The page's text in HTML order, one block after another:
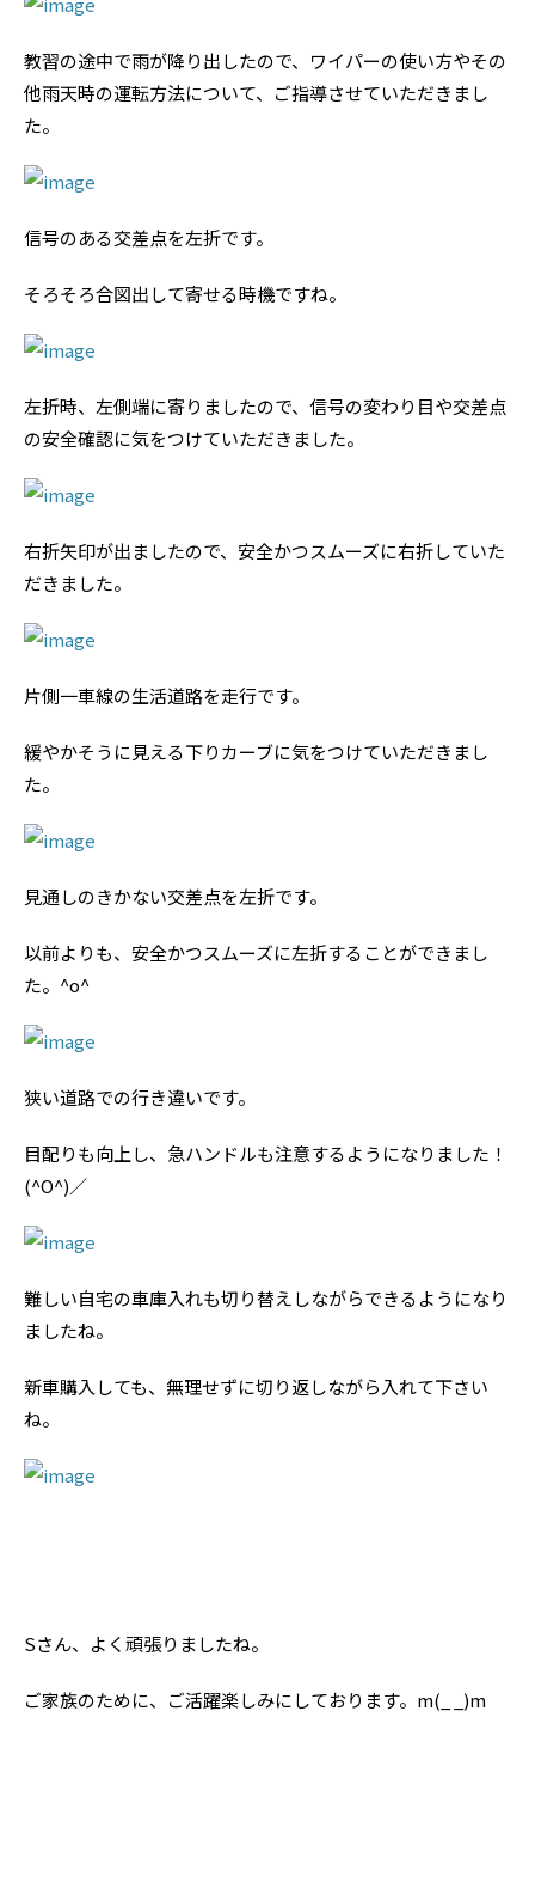
教習の途中で雨が降り出したので、ワイパーの使い方やその
他雨天時の運転方法について、ご指導させていただきまし
た。
信号のある交差点を左折です。
そろそろ合図出して寄せる時機ですね。
左折時、左側端に寄りましたので、信号の変わり目や交差点
の安全確認に気をつけていただきました。
右折矢印が出ましたので、安全かつスムーズに右折していた
だきました。
片側一車線の生活道路を走行です。
緩やかそうに見える下りカーブに気をつけていただきまし
た。
見通しのきかない交差点を左折です。
以前よりも、安全かつスムーズに左折することができまし
た。^o^
狭い道路での行き違いです。
目配りも向上し、急ハンドルも注意するようになりました！
(^O^)／
難しい自宅の車庫入れも切り替えしながらできるようになり
ましたね。
新車購入しても、無理せずに切り返しながら入れて下さい
ね。
Sさん、よく頑張りましたね。
ご家族のために、ご活躍楽しみにしております。m(_ _)m